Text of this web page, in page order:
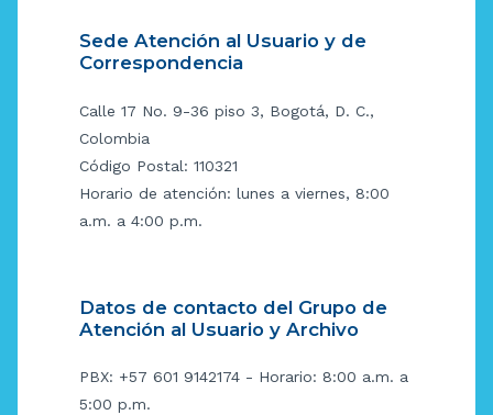
Sede Atención al Usuario y de
Correspondencia
Calle 17 No. 9-36 piso 3, Bogotá, D. C.,
Colombia
Código Postal: 110321
Horario de atención: lunes a viernes, 8:00
a.m. a 4:00 p.m.
Datos de contacto del Grupo de
Atención al Usuario y Archivo
PBX: +57 601 9142174 - Horario: 8:00 a.m. a
5:00 p.m.